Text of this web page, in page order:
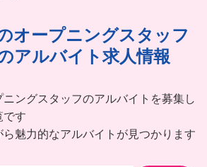
オープニングスタッフ
アルバイト求人情報
ングスタッフのアルバイトを募集し
です
魅力的なアルバイトが見つかります